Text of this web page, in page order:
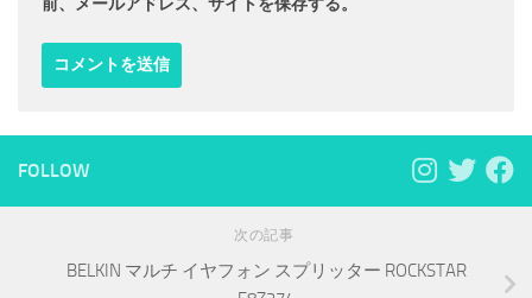
前、メールアドレス、サイトを保存する。
FOLLOW
次の記事
BELKIN マルチ イヤフォン スプリッター ROCKSTAR